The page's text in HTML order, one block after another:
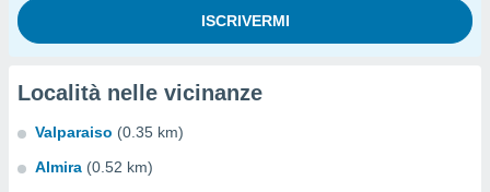
Località nelle vicinanze
Valparaiso (0.35 km)
Almira (0.52 km)